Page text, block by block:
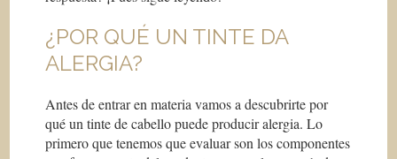
¿POR QUÉ UN TINTE DA
ALERGIA?
Antes de entrar en materia vamos a descubrirte por
qué un tinte de cabello puede producir alergia. Lo
primero que tenemos que evaluar son los componentes